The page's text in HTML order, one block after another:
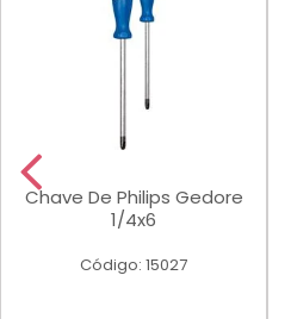
Chave De Philips Gedore
1/4x6
Código: 15027